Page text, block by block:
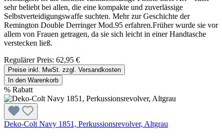
sehr beliebt bei allen, die eine kompakte und zuverlässige
Selbstverteidigungswaffe suchten. Mehr zur Geschichte der
Remington Double Derringer Mod.95 erfahren.Früher wurde sie vor
allem von Frauen getragen, da sie sich leicht in einer Handtasche
verstecken ließ.
Regulärer Preis: 62,95 €
Preise inkl. MwSt. zzgl. Versandkosten
In den Warenkorb
% Rabatt
Deko-Colt Navy 1851, Perkussionsrevolver, Altgrau